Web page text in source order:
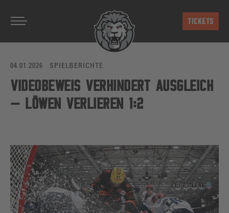
TICKETS
04.01.2026 SPIELBERICHTE
VIDEOBEWEIS VERHINDERT AUSGLEICH
– LÖWEN VERLIEREN 1:2